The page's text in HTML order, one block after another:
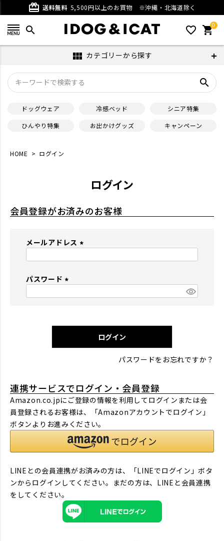
card_giftcard 送料無料 5,500円以上のお買物 ※沖縄・北海道除く
search favorite_outline 0
shopping_cart
view_module カテゴリーから探す
search
ドッグウェア 冷感ベッド
シニア特集
ひんやり特集
お出かけグッズ キャンペーン
HOME ログイン
ログイン
会員登録がお済みのお客様
メールアドレス
パスワード
)
ログイン
パスワードをお忘れですか？
連携サービスでログイン・会員登録
Amazon.co.jpにご登録の情報を利用してログインまたは会
員登録されるお客様は、「Amazonアカウントでログイン」
ボタンよりお進みください。
LINEとの会員連携がお済みの方は、「LINEでログイン」ボタ
ンからログインしてください。まだの方は、 LINEと会員連携
をしてください。